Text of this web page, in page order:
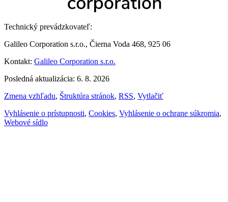
Technický prevádzkovateľ:
Galileo Corporation s.r.o., Čierna Voda 468, 925 06
Kontakt: Galileo Corporation s.r.o.
Posledná aktualizácia: 6. 8. 2026
Zmena vzhľadu, Štruktúra stránok, RSS, Vytlačiť
Vyhlásenie o prístupnosti, Cookies, Vyhlásenie o ochrane súkromia,
Webové sídlo